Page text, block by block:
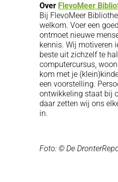
Over FlevoMeer
Bij FlevoMeer
welkom. Voer een
ontmoet nieuwe
kennis. Wij motiveren
beste uit zichzelf te
computercursus,
kom met je
een voorstelling.
ontwikkeling staat bij
daar zetten wij ons
in.
Foto: © De